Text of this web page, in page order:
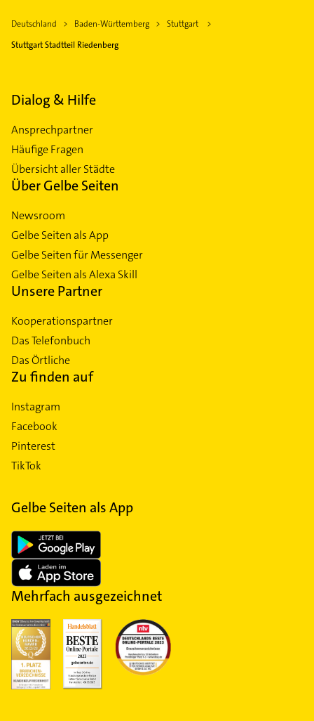
Deutschland Baden-Württemberg
Stuttgart
Stuttgart Stadtteil Riedenberg
Dialog & Hilfe
Ansprechpartner
Häufige Fragen
Übersicht aller Städte
Über Gelbe Seiten
Newsroom
Gelbe Seiten als App
Gelbe Seiten für Messenger
Gelbe Seiten als Alexa Skill
Unsere Partner
Kooperationspartner
Das Telefonbuch
Das Örtliche
Zu finden auf
Instagram
Facebook
Pinterest
TikTok
Gelbe Seiten als App
Mehrfach ausgezeichnet